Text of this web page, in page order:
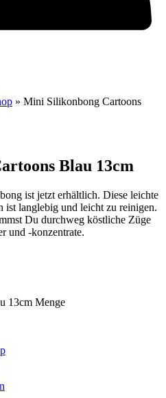
» Mini Silikonbong Cartoons
Blau 13cm
ist jetzt erhältlich. Diese leichte
langlebig und leicht zu reinigen.
Du durchweg köstliche Züge
und -konzentrate.
13cm Menge